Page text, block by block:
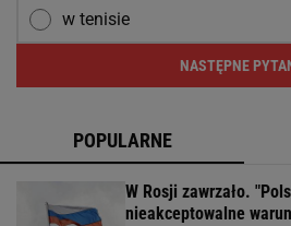
w tenisie
NASTĘPNE
POPULARNE
W Rosji zawrzało.
nieakceptowalne